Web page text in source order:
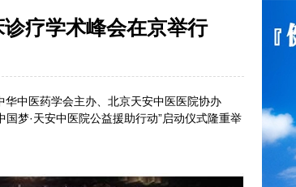
疗学术峰会在京举行
中医药学会主办、北京天安中医医院协办
梦·天安中医院公益援助行动”启动仪式隆重举